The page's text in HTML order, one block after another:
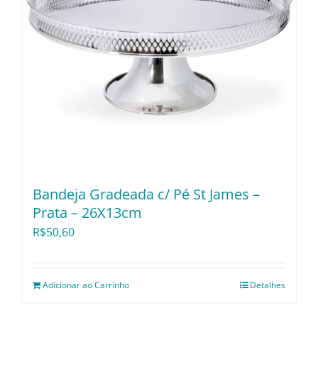
Bandeja Gradeada c/ Pé St James –
Prata – 26X13cm
R$50,60
Adicionar ao Carrinho Detalhes